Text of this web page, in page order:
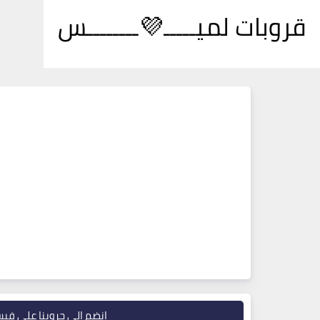
قروبات لميـــــ💜ــــــــس
انضم إلى جروبنا على